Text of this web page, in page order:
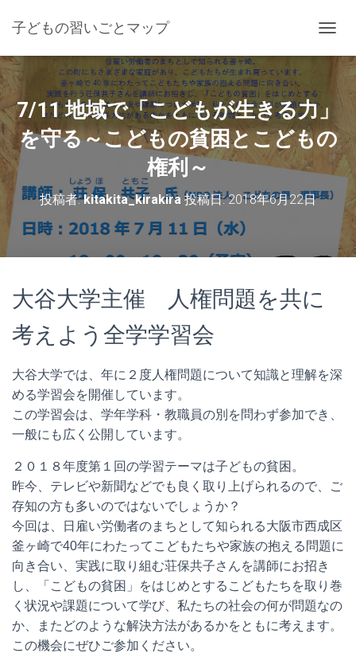
子どもの習いごとマップ
ビ
ン
を
切
り
替
7/11 地域で「こどもが生きる力」
を守る～こどもの貧困とこどもの
権利～
投稿者:kitakita_kirakira 投稿日:2018年6月22日
大谷大学主催 人権問題を共に
考えよう全学学習会
大谷大学では、年に２度人権問題について知識と理解を深
める学習会を開催しています。
この学習会は、学年学科・教職員の別を問わず参加でき、
一般にも広く公開しています。
２０１８年度第１回の学習テーマは子どもの貧困。
昨今、テレビや新聞などでも良く取り上げられるので、ご
存知の方も多いのではないでしょうか？
今回は、日雇い労働者のまちとして知られる大阪市西成区
釜ヶ崎で40年にわたってこどもたちや家族の抱える問題に
向き合い、実践に取り組む荘保共子さんを講師にお招き
し、「こどもの貧困」をはじめとするこどもたちを取り巻
く状況や課題について学び、私たちの社会の何が問題なの
か、またどのような解決方法があるかをともに考えます。
この機会にぜひご参加ください。